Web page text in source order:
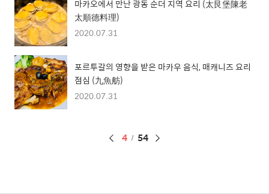
마카오에서 만난 광동 순더 지역 요리 (太艮堡陳老
太順德料理)
2020.07.31
포르투갈의 영향을 받은 마카우 음식, 매캐니즈 요리
점심 (九魚舫)
2020.07.31
페
4 54